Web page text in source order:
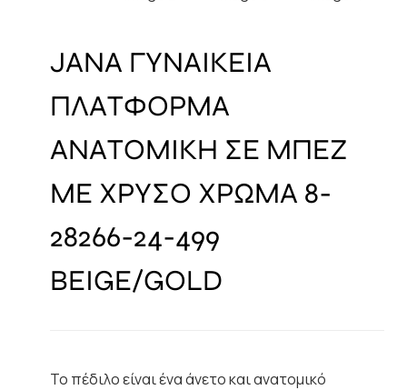
JANA ΓΥΝΑΙΚΕΙΑ
ΠΛΑΤΦΟΡΜΑ
ΑΝΑΤΟΜΙΚΗ ΣΕ ΜΠΕΖ
ΜΕ ΧΡΥΣΟ ΧΡΩΜΑ 8-
28266-24-499
BEIGE/GOLD
Το πέδιλο είναι ένα άνετο και ανατομικό